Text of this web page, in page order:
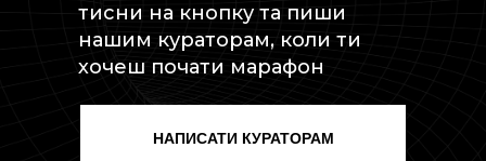
тисни на кнопку та пиши
нашим кураторам, коли ти
хочеш почати марафон
НАПИСАТИ КУРАТОРАМ